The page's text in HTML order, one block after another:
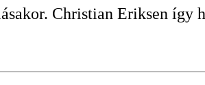
Christian Eriksen így